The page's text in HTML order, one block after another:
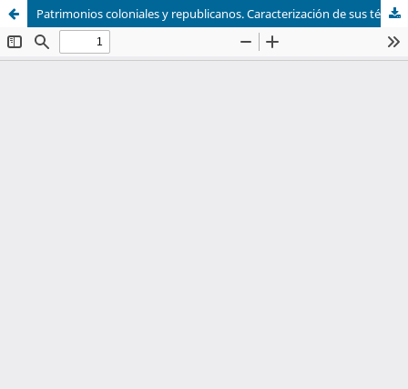
Patrimonios coloniales y republicanos. Caracterización de sus técnicas y materialidades en la provincia de Jujuy (Argentina)